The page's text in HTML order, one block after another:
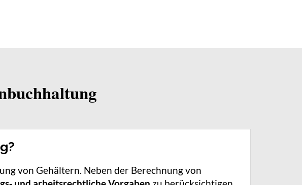
von Gehältern. Neben der Berechnung von